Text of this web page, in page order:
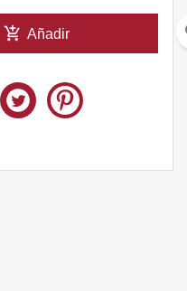
add_shopping_cart Añadir